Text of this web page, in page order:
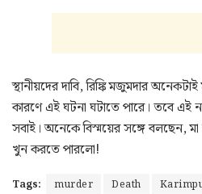
স্থানীয়দের দাবি, রিঙ্কি মজুমদার
কারণে এই ঘটনা ঘটাতে পারে। তবে এই
সবাই। অনেকে বিস্ময়ের সঙ্গে বলছেন,
খুন করতে পারলো!
Tags: murder Death